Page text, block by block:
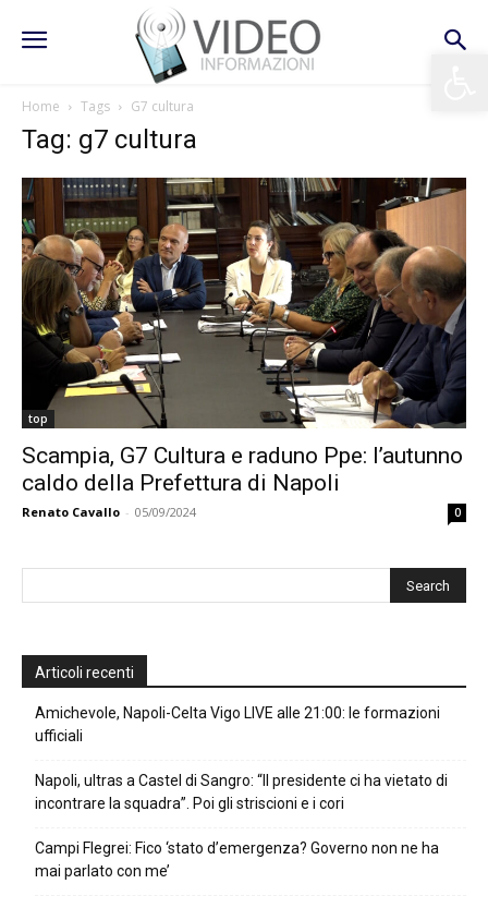
Home Tags G7 cultura
Tag: g7 cultura
top
Scampia, G7 Cultura e raduno Ppe: l’autunno
caldo della Prefettura di Napoli
Renato Cavallo - 05/09/2024 0
Articoli recenti
Amichevole, Napoli-Celta Vigo LIVE alle 21:00: le formazioni
ufficiali
Napoli, ultras a Castel di Sangro: “Il presidente ci ha vietato di
incontrare la squadra”. Poi gli striscioni e i cori
Campi Flegrei: Fico ‘stato d’emergenza? Governo non ne ha
mai parlato con me’